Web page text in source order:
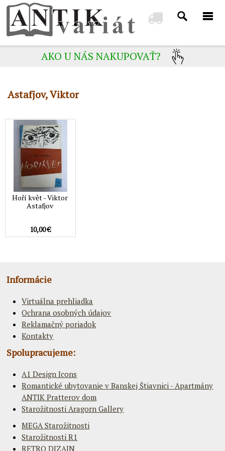
AKO U NÁS NAKUPOVAŤ?
Astafjov, Viktor
Hoří květ - Viktor
Astafjov
10,00 €
Informácie
Virtuálna prehliadka
Ochrana osobných údajov
Reklamačný poriadok
Kontakty
Spolupracujeme:
A1 Design Icons
Romantické ubytovanie v Banskej Štiavnici - Apartmány
ANTIK Pratterov dom
Starožitnosti Aragorn Gallery
MEGA Starožitnosti
Starožitnosti R1
RETRO DIZAJN